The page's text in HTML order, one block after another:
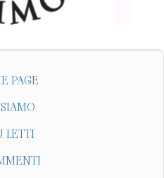
PAGE
LETTI